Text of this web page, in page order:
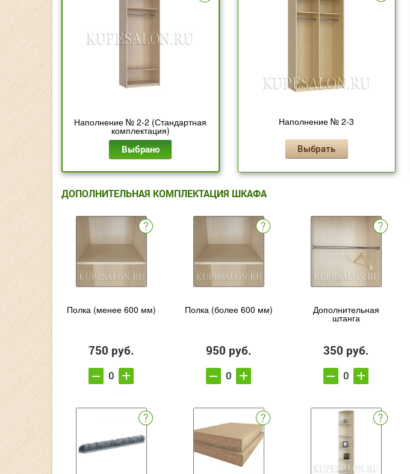
Наполнение № 2-2 (Стандартная
комплектация)
Выбрано
Наполнение № 2-3
Выбрать
ДОПОЛНИТЕЛЬНАЯ КОМПЛЕКТАЦИЯ ШКАФА
Полка (менее 600 мм)
750 руб.
Полка (более 600 мм)
950 руб.
Дополнительная
штанга
350 руб.